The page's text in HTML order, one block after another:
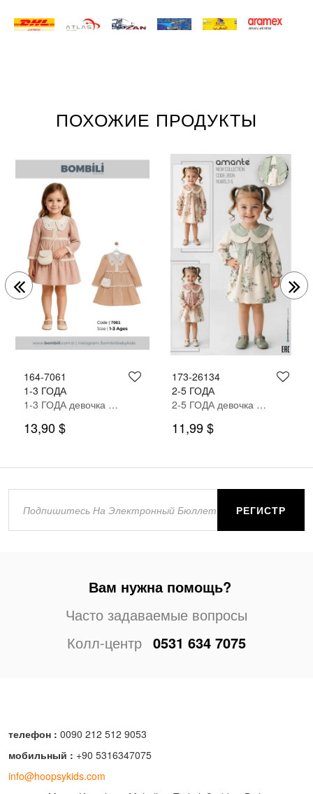
ПОХОЖИЕ ПРОДУКТЫ
164-7061
1-3 ГОДА
1-3 ГОДА девочка ОДЕВАТЬСЯ
13,90 $
173-26134
2-5 ГОДА
2-5 ГОДА девочка ОДЕВАТЬСЯ
11,99 $
РЕГИСТР
Вам нужна помощь?
Часто задаваемые вопросы
Колл-центр 0531 634 7075
телефон : 0090 212 512 9053
мобильный : +90 5316347075
info@hoopsykids.com